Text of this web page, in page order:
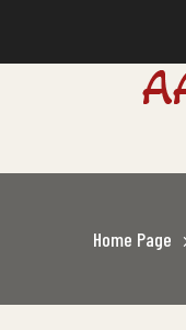
Home Page